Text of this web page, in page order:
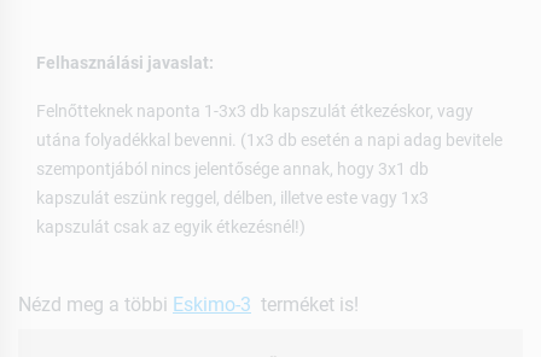
Felhasználási javaslat:
Felnőtteknek naponta 1-3x3 db kapszulát étkezéskor, vagy
utána folyadékkal bevenni. (1x3 db esetén a napi adag bevitele
szempontjából nincs jelentősége annak, hogy 3x1 db
kapszulát eszünk reggel, délben, illetve este vagy 1x3
kapszulát csak az egyik étkezésnél!)
Nézd meg a többi Eskimo-3 terméket is!